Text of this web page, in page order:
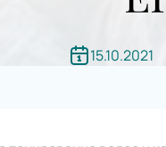
15.10.2021